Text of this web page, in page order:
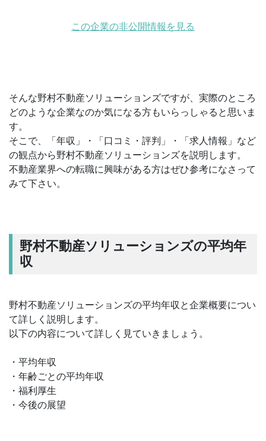
この企業の非公開情報を見る
そんな野村不動産ソリューションズですが、実際のところ
どのような企業なのか気になる方もいらっしゃると思いま
す。
そこで、「年収」・「口コミ・評判」・「求人情報」など
の観点から野村不動産ソリューションズを説明します。
不動産業界への転職に興味がある方はぜひ参考になさって
みて下さい。
野村不動産ソリューションズの平均年
収
野村不動産ソリューションズの平均年収と企業概要につい
て詳しく説明します。
以下の内容について詳しく見ていきましょう。
・平均年収
・年齢ごとの平均年収
・福利厚生
・今後の展望